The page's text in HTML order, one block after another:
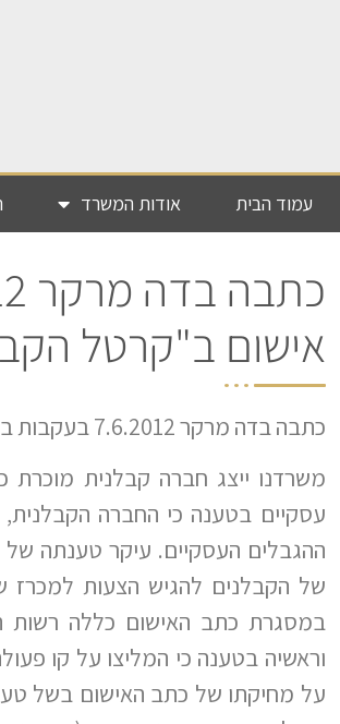
עמוד הבית אודות המשרד
אישום ב"קרטל
כתבה בדה מרקר 7.6.2012 בעקבות ביטול כתב אישום ב"קרטל הקבלנים"
משרדנו ייצג חברה קבלנית מוכרת
עסקיים בטענה כי החברה
ההגבלים העסקיים. עיקר טענתה
של הקבלנים להגיש הצעות למכרז
במסגרת כתב האישום כללה רשות
וראשיה בטענה כי המליצו על קו
על מחיקתו של כתב האישום בשל